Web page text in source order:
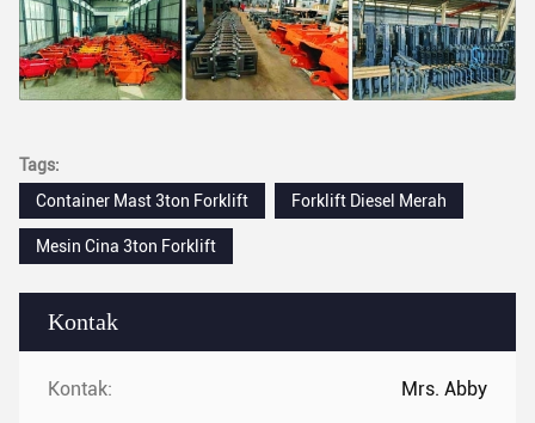
Kontak
Kontak: Mrs. Abby
Tags:
Container Mast 3ton Forklift
Forklift Diesel Merah
Mesin Cina 3ton Forklift